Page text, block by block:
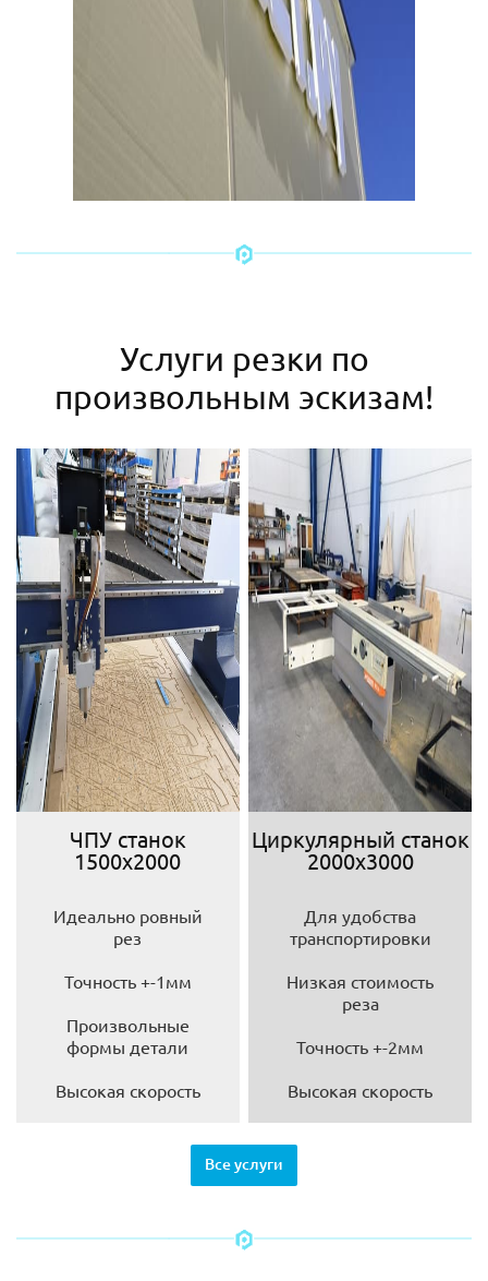
Услуги резки по
произвольным эскизам!
ЧПУ станок
1500х2000
Идеально ровный
рез
Точность +-1мм
Произвольные
формы детали
Высокая скорость
Циркулярный станок
2000х3000
Для удобства
транспортировки
Низкая стоимость
реза
Точность +-2мм
Высокая скорость
Все услуги